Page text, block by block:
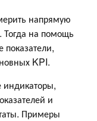
напрямую
на помощь
KPI.
и
Примеры